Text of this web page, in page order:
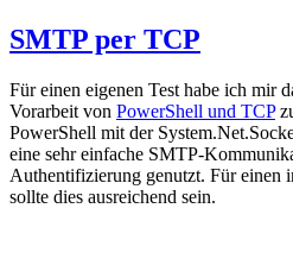
SMTP per TCP
Für einen eigenen Test habe ich mir
Vorarbeit von PowerShell und TCP
PowerShell mit der
eine sehr einfache SMTP-
Authentifizierung genutzt. Für einen
sollte dies ausreichend sein.